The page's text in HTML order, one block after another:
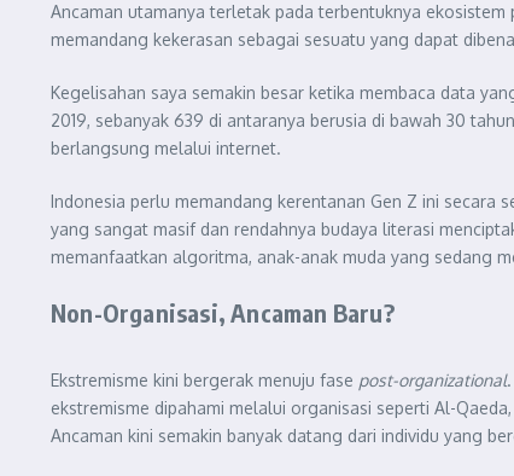
Ancaman utamanya terletak pada terbentuknya
memandang kekerasan sebagai sesuatu yang dapat
Kegelisahan saya semakin besar ketika membaca data
2019, sebanyak 639 di antaranya berusia di bawah 30
berlangsung melalui internet.
Indonesia perlu memandang kerentanan Gen Z ini secara
yang sangat masif dan rendahnya budaya literasi
memanfaatkan algoritma, anak-anak muda yang sedang
Non-Organisasi, Ancaman Baru?
Ekstremisme kini bergerak menuju fase post-organizational
ekstremisme dipahami melalui organisasi seperti Al-
Ancaman kini semakin banyak datang dari individu yang